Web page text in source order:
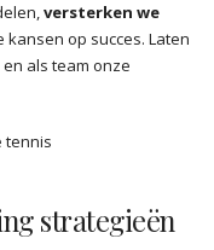
versterken we
op succes. Laten
als team onze
tennis
strategieën